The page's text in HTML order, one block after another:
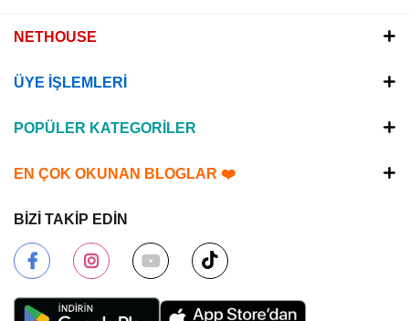
NETHOUSE
ÜYE İŞLEMLERİ
POPÜLER KATEGORİLER
EN ÇOK OKUNAN BLOGLAR ❤️
BİZİ TAKİP EDİN